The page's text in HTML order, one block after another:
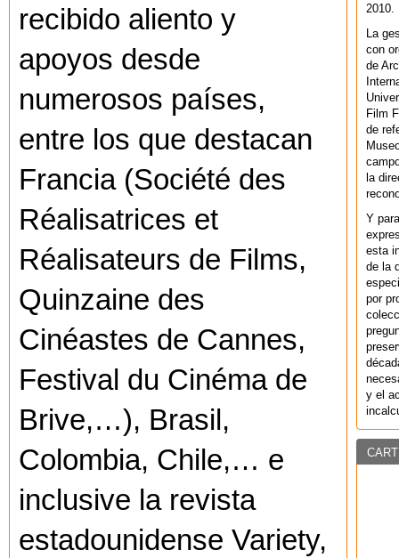
recibido aliento y
apoyos desde
numerosos países,
entre los que destacan
Francia (Société des
Réalisatrices et
Réalisateurs de Films,
Quinzaine des
Cinéastes de Cannes,
Festival du Cinéma de
Brive,…), Brasil,
Colombia, Chile,… e
inclusive la revista
estadounidense Variety,
2010.
La
con
de
Film
de
la
Y
esta
de la
por
y el